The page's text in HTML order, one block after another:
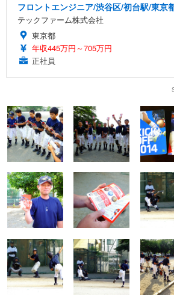
フロントエンジニア/渋谷区/初台駅/東京
テックファーム株式会社
東京都
年収445万円～705万円
正社員